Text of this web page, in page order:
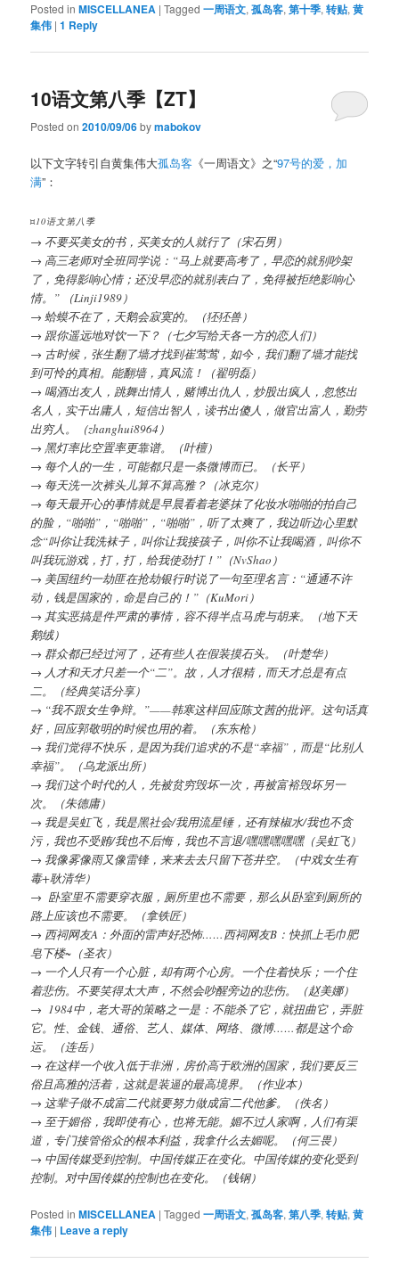
Posted in MISCELLANEA |Tagged 一周语文,孤岛客,第十季,转贴,黄
集伟 |1 Reply
10语文第八季【ZT】
Posted on2010/09/06bymabokov
以下文字转引自黄集伟大孤岛客 《一周语文》之“97号的爱，加
满”：
¤10语文第八季
→ 不要买美女的书，买美女的人就行了（宋石男）
→ 高三老师对全班同学说：“马上就要高考了，早恋的就别吵架
了，免得影响心情；还没早恋的就别表白了，免得被拒绝影响心
情。” （Linji1989）
→ 蛤蟆不在了，天鹅会寂寞的。（狉狉兽）
→ 跟你遥远地对饮一下？（七夕写给天各一方的恋人们）
→ 古时候，张生翻了墙才找到崔莺莺，如今，我们翻了墙才能找
到可怜的真相。能翻墙，真风流！（翟明磊）
→ 喝酒出友人，跳舞出情人，赌博出仇人，炒股出疯人，忽悠出
名人，实干出庸人，短信出智人，读书出傻人，做官出富人，勤劳
出穷人。（zhanghui8964）
→ 黑灯率比空置率更靠谱。（叶檀）
→ 每个人的一生，可能都只是一条微博而已。（长平）
→ 每天洗一次裤头儿算不算高雅？（冰克尔）
→ 每天最开心的事情就是早晨看着老婆抹了化妆水啪啪的拍自己
的脸，“啪啪”，“啪啪”，“啪啪”，听了太爽了，我边听边心里默
念“叫你让我洗袜子，叫你让我接孩子，叫你不让我喝酒，叫你不
叫我玩游戏，打，打，给我使劲打！”（NvShao）
→ 美国纽约一劫匪在抢劫银行时说了一句至理名言：“通通不许
动，钱是国家的，命是自己的！”（KuMori）
→ 其实恶搞是件严肃的事情，容不得半点马虎与胡来。（地下天
鹅绒）
→ 群众都已经过河了，还有些人在假装摸石头。（叶楚华）
→ 人才和天才只差一个“二”。故，人才很精，而天才总是有点
二。（经典笑话分享）
→ “我不跟女生争辩。”——韩寒这样回应陈文茜的批评。这句话真
好，回应郭敬明的时候也用的着。（东东枪）
→ 我们觉得不快乐，是因为我们追求的不是“幸福”，而是“比别人
幸福”。（乌龙派出所）
→ 我们这个时代的人，先被贫穷毁坏一次，再被富裕毁坏另一
次。（朱德庸）
→ 我是吴虹飞，我是黑社会/我用流星锤，还有辣椒水/我也不贪
污，我也不受贿/我也不后悔，我也不言退/嘿嘿嘿嘿嘿（吴虹飞）
→ 我像雾像雨又像雷锋，来来去去只留下苍井空。（中戏女生有
毒+耿清华）
→ 卧室里不需要穿衣服，厕所里也不需要，那么从卧室到厕所的
路上应该也不需要。（拿铁匠）
→ 西祠网友A：外面的雷声好恐怖……西祠网友B：快抓上毛巾肥
皂下楼~（圣衣）
→ 一个人只有一个心脏，却有两个心房。一个住着快乐；一个住
着悲伤。不要笑得太大声，不然会吵醒旁边的悲伤。（赵美娜）
→ 1984中，老大哥的策略之一是：不能杀了它，就扭曲它，弄脏
它。性、金钱、通俗、艺人、媒体、网络、微博……都是这个命
运。（连岳）
→ 在这样一个收入低于非洲，房价高于欧洲的国家，我们要反三
俗且高雅的活着，这就是装逼的最高境界。（作业本）
→ 这辈子做不成富二代就要努力做成富二代他爹。（佚名）
→ 至于媚俗，我即使有心，也将无能。媚不过人家啊，人们有渠
道，专门接管俗众的根本利益，我拿什么去媚呢。（何三畏）
→ 中国传媒受到控制。中国传媒正在变化。中国传媒的变化受到
控制。对中国传媒的控制也在变化。（钱钢）
Posted in MISCELLANEA |Tagged 一周语文,孤岛客,第八季,转贴,黄
集伟 | Leave a reply